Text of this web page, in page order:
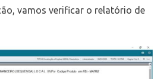
vamos verificar o relatório de